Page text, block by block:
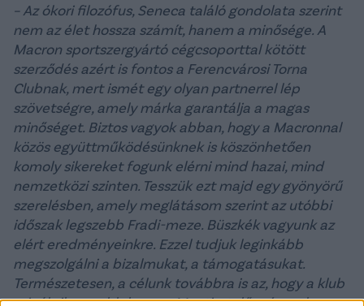
– Az ókori filozófus, Seneca találó gondolata szerint
nem az élet hossza számít, hanem a minősége. A
Macron sportszergyártó cégcsoporttal kötött
szerződés azért is fontos a Ferencvárosi Torna
Clubnak, mert ismét egy olyan partnerrel lép
szövetségre, amely márka garantálja a magas
minőséget. Biztos vagyok abban, hogy a Macronnal
közös együttműködésünknek is köszönhetően
komoly sikereket fogunk elérni mind hazai, mind
nemzetközi szinten. Tesszük ezt majd egy gyönyörű
szerelésben, amely meglátásom szerint az utóbbi
időszak legszebb Fradi-meze. Büszkék vagyunk az
elért eredményeinkre. Ezzel tudjuk leginkább
megszolgálni a bizalmukat, a támogatásukat.
Természetesen, a célunk továbbra is az, hogy a klub
minél sikeresebb legyen. Megtisztelő számunkra,